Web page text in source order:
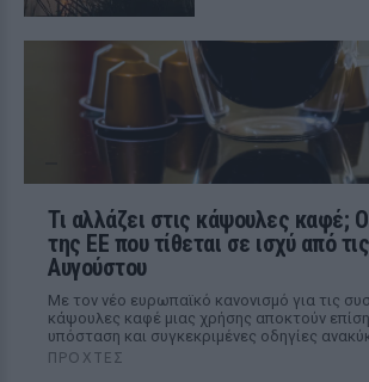
Τι αλλάζει στις κάψουλες καφέ;
της ΕΕ που τίθεται σε ισχύ από
Αυγούστου
Με τον νέο ευρωπαϊκό κανονισμό για τις
κάψουλες καφέ μιας χρήσης αποκτούν
υπόσταση και συγκεκριμένες οδηγίες
ΠΡΟΧΤΈΣ